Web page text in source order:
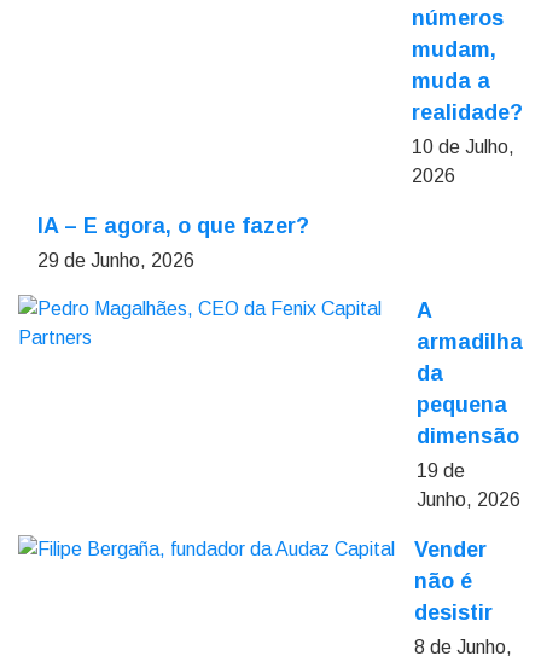
números
mudam,
muda a
realidade?
10 de Julho,
2026
IA – E agora, o que fazer?
29 de Junho, 2026
A
armadilha
da
pequena
dimensão
19 de
Junho, 2026
Vender
não é
desistir
8 de Junho,